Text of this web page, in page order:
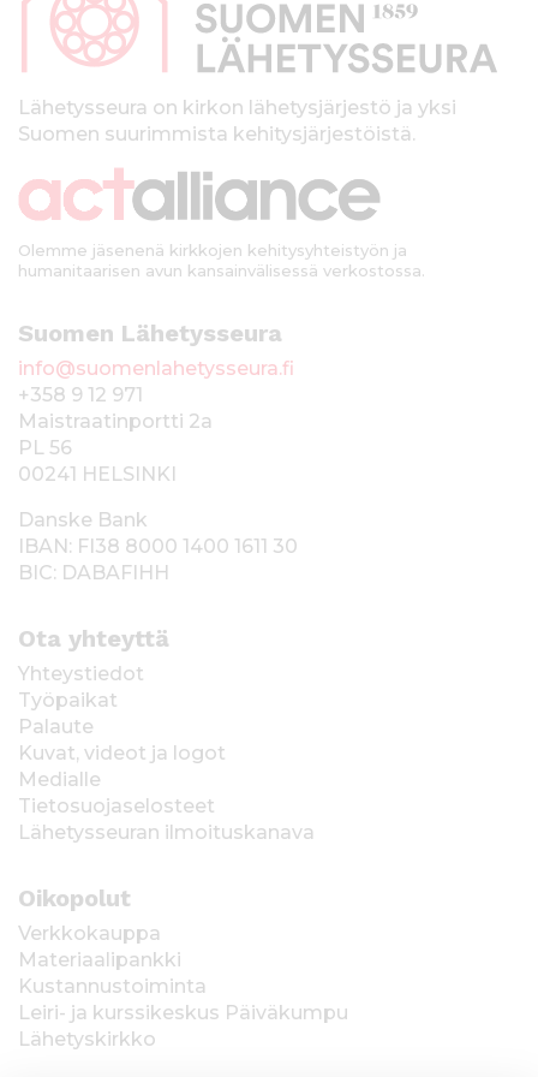
kLähetysseura on kirkon lähetysjärjestö ja yksi
Suomen suurimmista kehitysjärjestöistä.
Olemme jäsenenä kirkkojen kehitysyhteistyön ja
humanitaarisen avun kansainvälisessä verkostossa.
Suomen Lähetysseura
info@suomenlahetysseura.fi
+358 9 12 971
Maistraatinportti 2a
PL 56
00241 HELSINKI
Danske Bank
IBAN: FI38 8000 1400 1611 30
BIC: DABAFIHH
Ota yhteyttä
Yhteystiedot
Työpaikat
Palaute
Kuvat, videot ja logot
Medialle
Tietosuojaselosteet
Lähetysseuran ilmoituskanava
Oikopolut
Verkkokauppa
Materiaalipankki
Kustannustoiminta
Leiri- ja kurssikeskus Päiväkumpu
Lähetyskirkko